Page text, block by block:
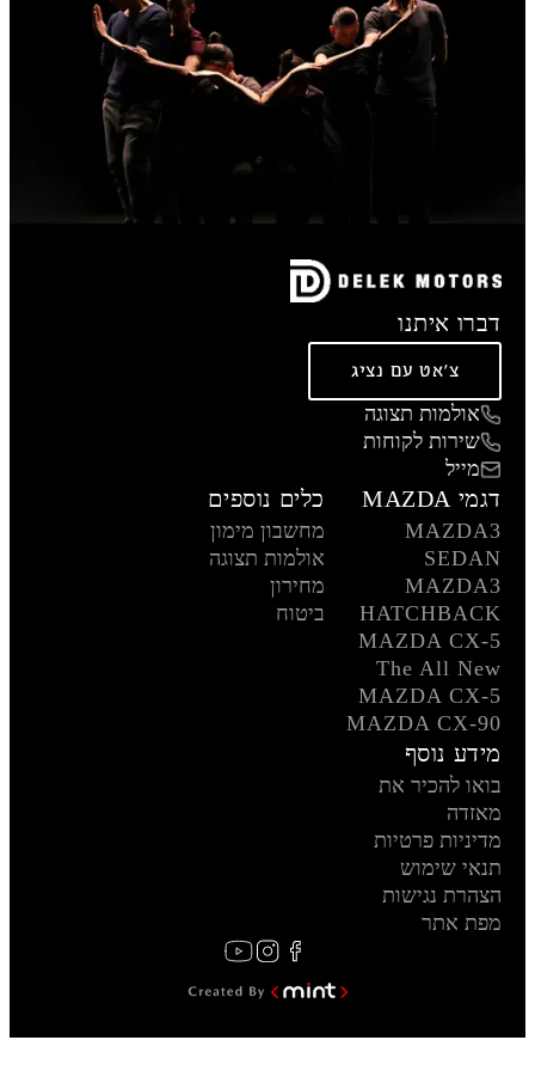
דברו איתנו
צ'אט עם נציג
אולמות תצוגה
שירות לקוחות
מייל
דגמי MAZDA
MAZDA3
SEDAN
MAZDA3
HATCHBACK
MAZDA CX-5
The All New
MAZDA CX-5
MAZDA CX-90
כלים נוספים
מחשבון מימון
אולמות תצוגה
מחירון
ביטוח
מידע נוסף
בואו להכיר את
מאזדה
מדיניות פרטיות
תנאי שימוש
הצהרת נגישות
מפת אתר